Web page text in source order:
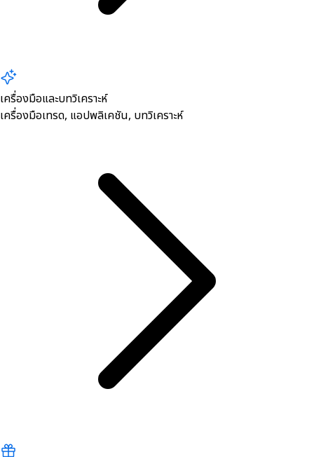
เครื่องมือและบทวิเคราะห์
เครื่องมือเทรด, ​แอปพลิเคชัน, บทวิเคราะห์